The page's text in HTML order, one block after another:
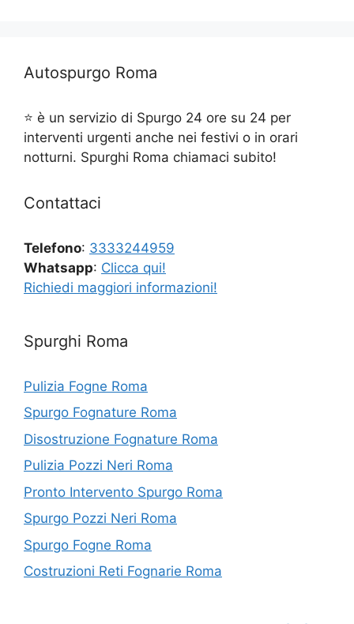
Autospurgo Roma
⭐ è un servizio di Spurgo 24 ore su 24 per
interventi urgenti anche nei festivi o in orari
notturni. Spurghi Roma chiamaci subito!
Contattaci
Telefono: 3333244959
Whatsapp: Clicca qui!
Richiedi maggiori informazioni!
Spurghi Roma
Pulizia Fogne Roma
Spurgo Fognature Roma
Disostruzione Fognature Roma
Pulizia Pozzi Neri Roma
Pronto Intervento Spurgo Roma
Spurgo Pozzi Neri Roma
Spurgo Fogne Roma
Costruzioni Reti Fognarie Roma